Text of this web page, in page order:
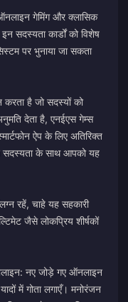
गेमिंग और क्लासिक
सदस्यता कार्डों को विशेष
पर भुनाया जा सकता
करता है जो सदस्यों को
देता है, एनईएस गेम्स
ऐप के लिए अतिरिक्त
सदस्यता के साथ आपको यह
रहें, चाहे यह सहकारी
जैसे लोकप्रिय शीर्षकों
नए जोड़े गए ऑनलाइन
में गोता लगाएँ। मनोरंजन